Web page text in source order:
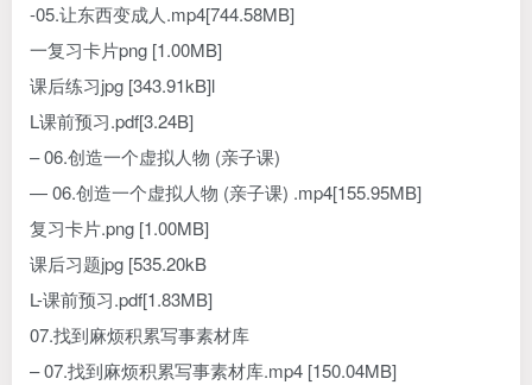
-05.让东西变成人.mp4[744.58MB]
一复习卡片png [1.00MB]
课后练习jpg [343.91kB]l
L课前预习.pdf[3.24B]
– 06.创造一个虚拟人物 (亲子课)
— 06.创造一个虚拟人物 (亲子课) .mp4[155.95MB]
复习卡片.png [1.00MB]
课后习题jpg [535.20kB
L-课前预习.pdf[1.83MB]
07.找到麻烦积累写事素材库
– 07.找到麻烦积累写事素材库.mp4 [150.04MB]